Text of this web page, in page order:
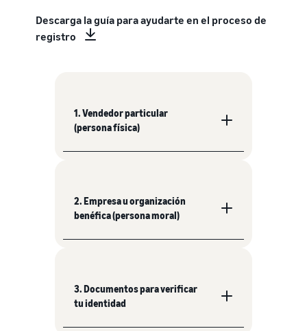
Descarga la guía para ayudarte en el proceso de
registro
1. Vendedor particular
(persona física)
2. Empresa u organización
benéfica (persona moral)
3. Documentos para verificar
tu identidad